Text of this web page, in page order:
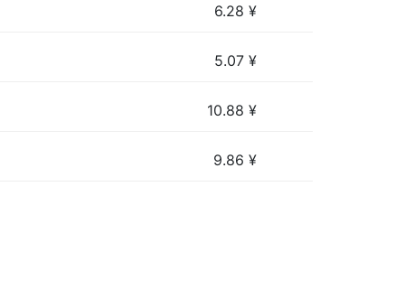
6.28 ¥
5.07 ¥
10.88 ¥
9.86 ¥